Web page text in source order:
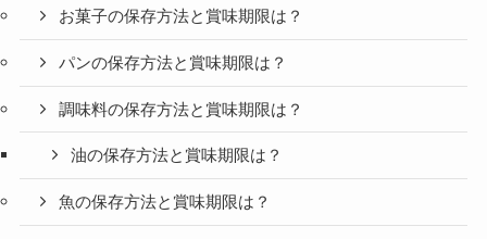
お菓子の保存方法と賞味期限は？
パンの保存方法と賞味期限は？
調味料の保存方法と賞味期限は？
油の保存方法と賞味期限は？
魚の保存方法と賞味期限は？